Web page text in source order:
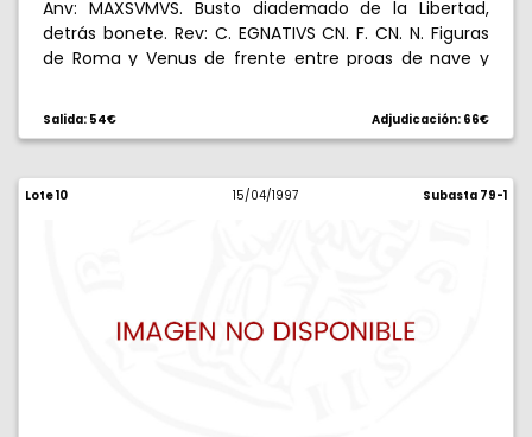
Anv: MAXSVMVS. Busto diademado de la Libertad,
detrás bonete. Rev: C. EGNATIVS CN. F. CN. N. Figuras
de Roma y Venus de frente entre proas de nave y
Salida: 54€ Adjudicación: 66€
Lote 10 15/04/1997 Subasta 79-1